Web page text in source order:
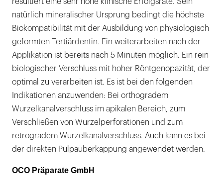
natürlich mineralischer Ursprung bedingt die höchste
Biokompatibilität mit der Ausbildung von physiologisch
geformten Tertiärdentin. Ein weiterarbeiten nach der
Applikation ist bereits nach 5 Minuten möglich. Ein rein
biologischer Verschluss mit hoher Röntgenopazität, der
optimal zu verarbeiten ist. Es ist bei den folgenden
Indikationen anzuwenden: Bei orthogradem
Wurzelkanalverschluss im apikalen Bereich, zum
Verschließen von Wurzelperforationen und zum
retrogradem Wurzelkanalverschluss. Auch kann es bei
der direkten Pulpaüberkappung angewendet werden.
OCO Präparate GmbH